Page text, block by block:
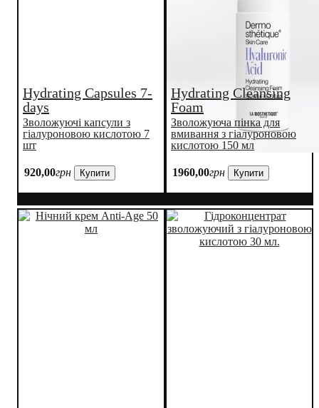
Hydrating Capsules 7-
days
Зволожуючі капсули з
гіалуроновою кислотою 7
шт
920,00грн Купити
Hydrating Cleansing
Foam
Зволожуюча пінка для
вмивання з гіалуроновою
кислотою 150 мл
1960,00грн Купити